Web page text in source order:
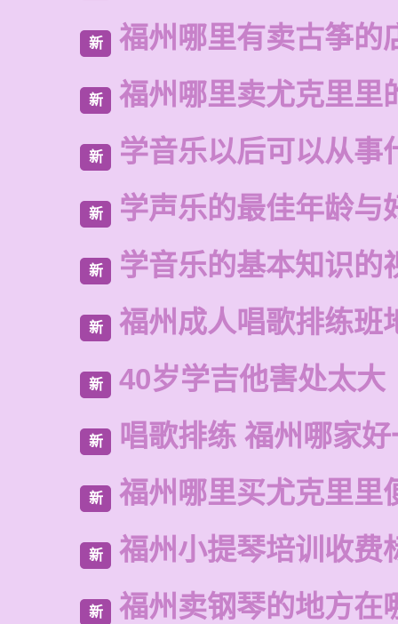
新 福州哪里有卖古筝的
新 福州哪里卖尤克里里
新 学音乐以后可以从事
新 学声乐的最佳年龄与
新 学音乐的基本知识的
新 福州成人唱歌排练班
新 40岁学吉他害处太大
新 唱歌排练 福州哪家
新 福州哪里买尤克里里
新 福州小提琴培训收费
新 福州卖钢琴的地方在